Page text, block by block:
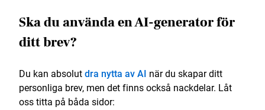
Ska du använda en AI-generator för
ditt brev?
Du kan absolutdra nytta av AI när du skapar ditt
personliga brev, men det finns också nackdelar. Låt
oss titta på båda sidor: